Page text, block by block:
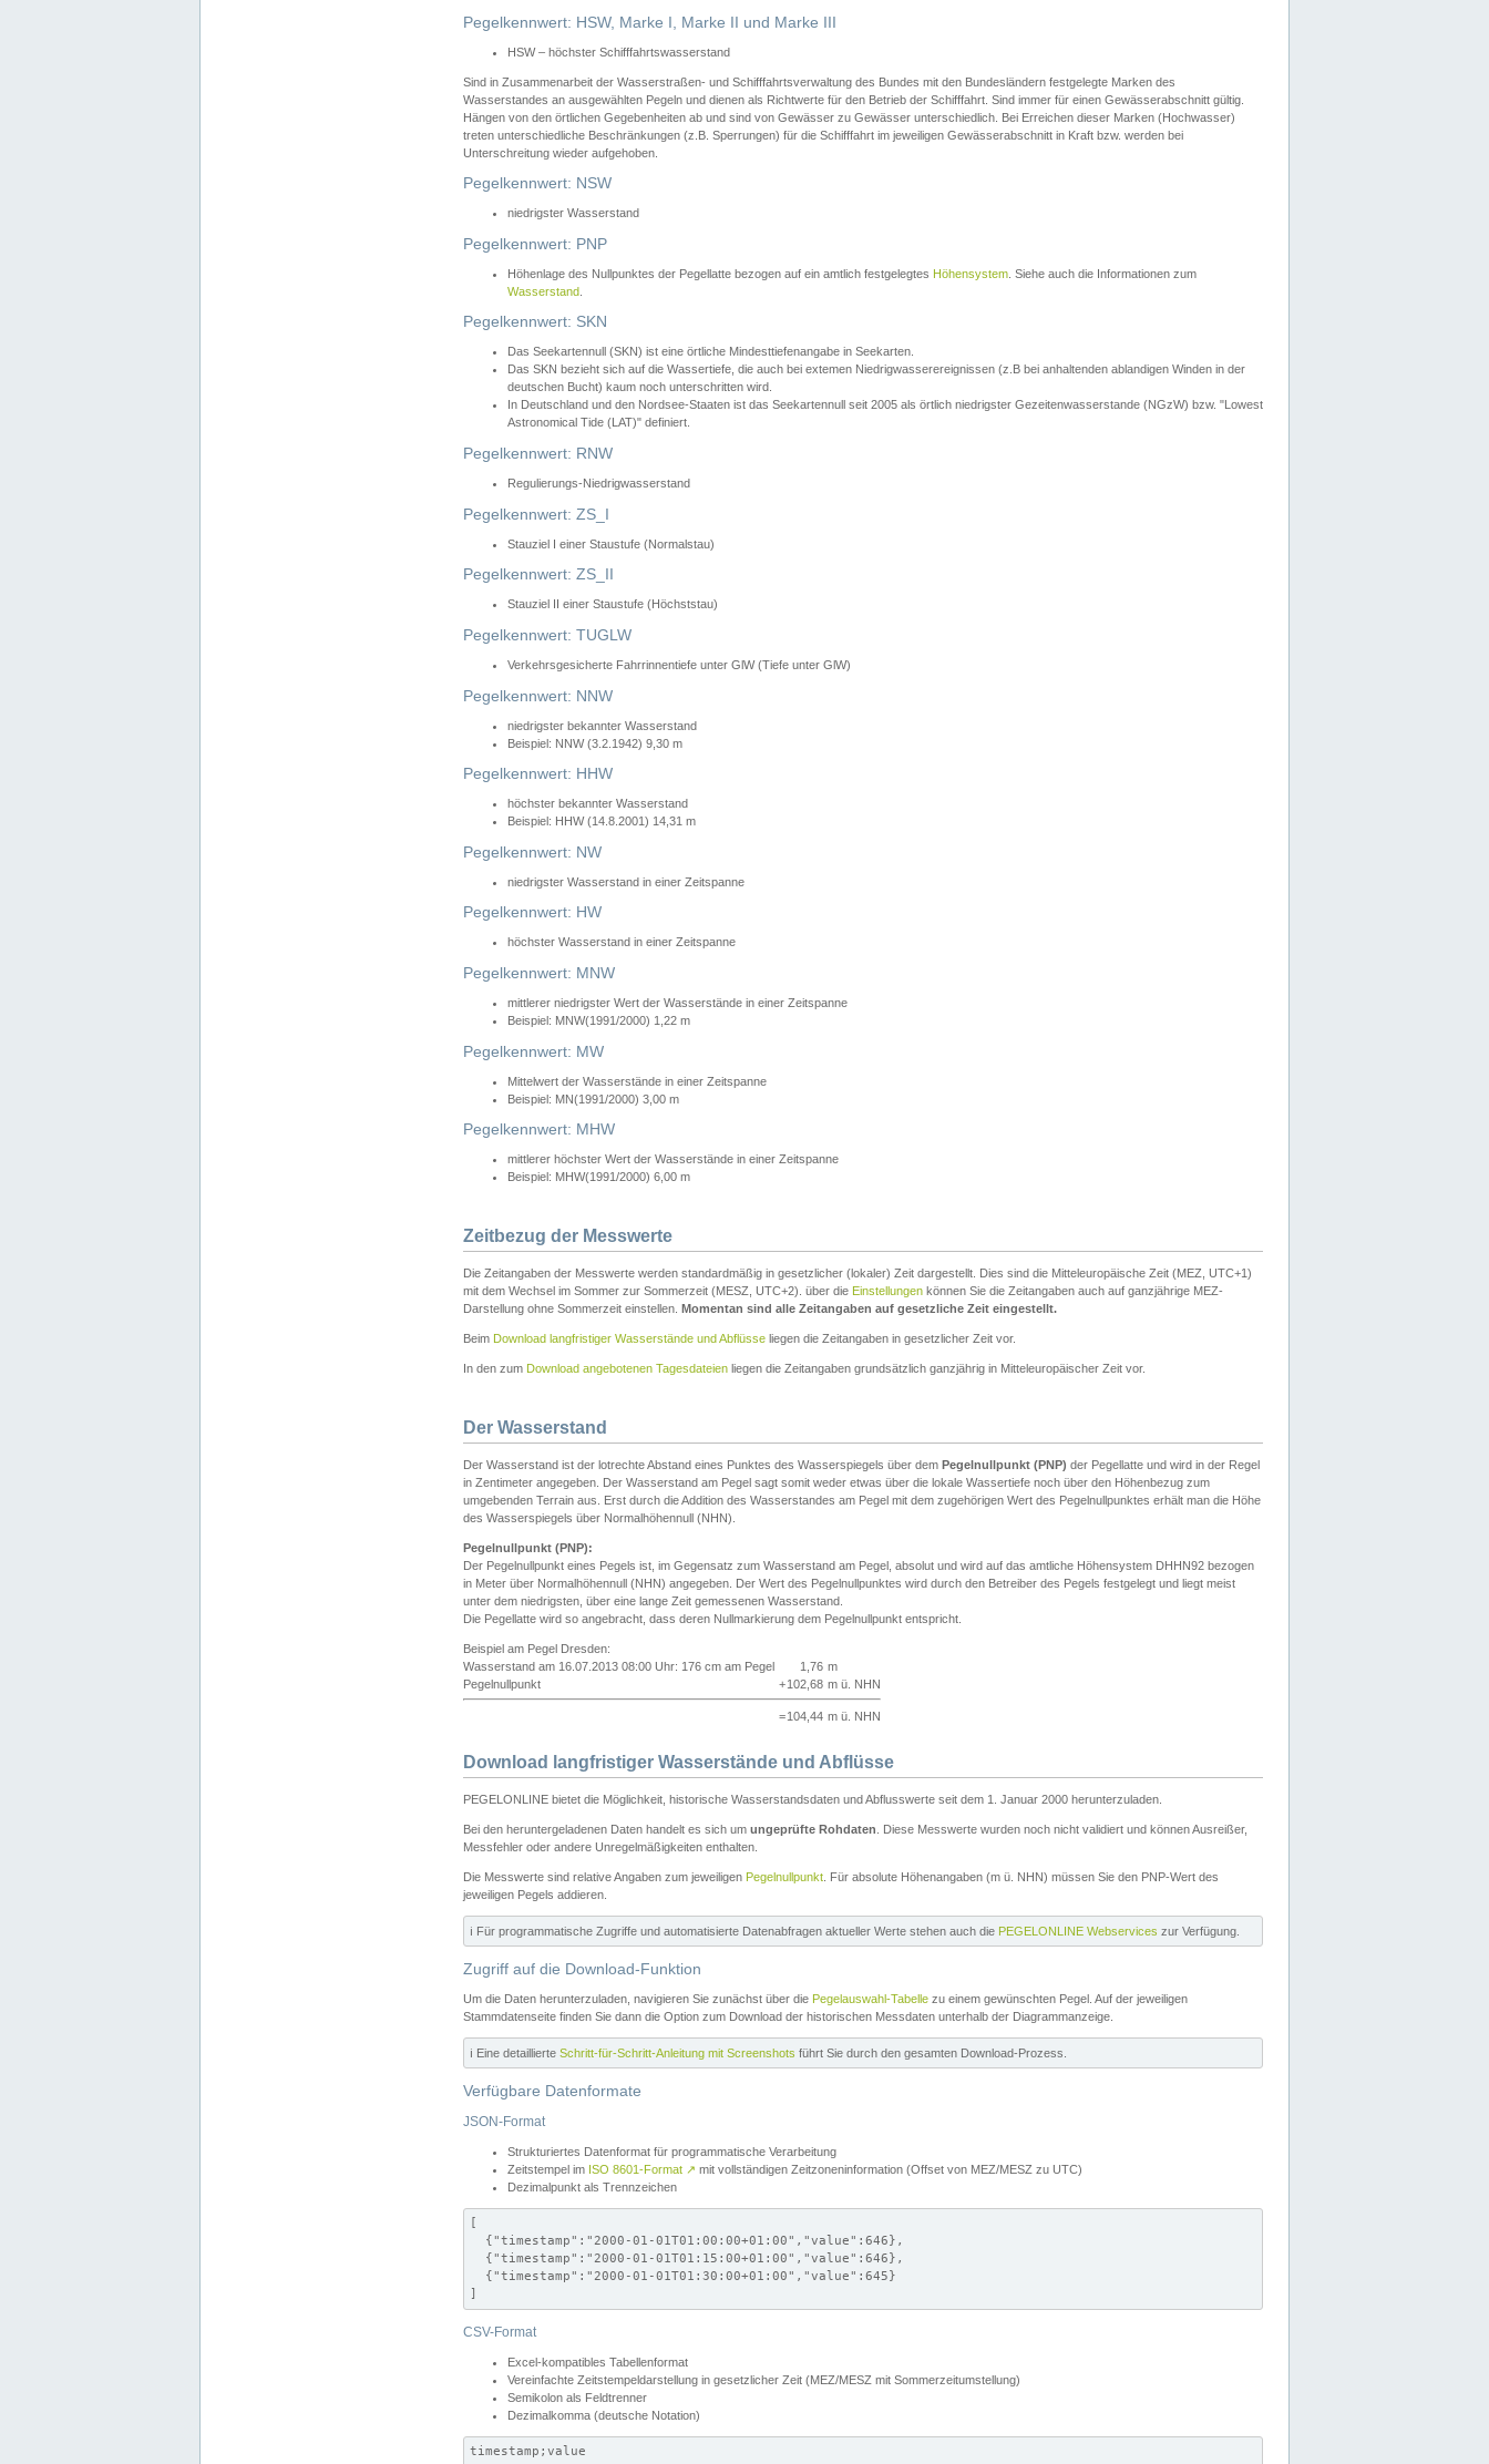
Pegelkennwert: HSW, Marke I, Marke II und Marke III
HSW – höchster Schifffahrtswasserstand
Sind in Zusammenarbeit der Wasserstraßen- und Schifffahrtsverwaltung des Bundes mit den Bundesländern festgelegte Marken des
Wasserstandes an ausgewählten Pegeln und dienen als Richtwerte für den Betrieb der Schifffahrt. Sind immer für einen Gewässerabschnitt gültig.
Hängen von den örtlichen Gegebenheiten ab und sind von Gewässer zu Gewässer unterschiedlich. Bei Erreichen dieser Marken (Hochwasser)
treten unterschiedliche Beschränkungen (z.B. Sperrungen) für die Schifffahrt im jeweiligen Gewässerabschnitt in Kraft bzw. werden bei
Unterschreitung wieder aufgehoben.
Pegelkennwert: NSW
niedrigster Wasserstand
Pegelkennwert: PNP
Höhenlage des Nullpunktes der Pegellatte bezogen auf ein amtlich festgelegtes Höhensystem . Siehe auch die Informationen zum
Wasserstand
Pegelkennwert: SKN
Das Seekartennull (SKN) ist eine örtliche Mindesttiefenangabe in Seekarten.
Das SKN bezieht sich auf die Wassertiefe, die auch bei extemen Niedrigwasserereignissen (z.B bei anhaltenden ablandigen Winden in der
deutschen Bucht) kaum noch unterschritten wird.
In Deutschland und den Nordsee-Staaten ist das Seekartennull seit 2005 als örtlich niedrigster Gezeitenwasserstande (NGzW) bzw. "Lowest
Astronomical Tide (LAT)" definiert.
Pegelkennwert: RNW
Regulierungs-Niedrigwasserstand
Pegelkennwert: ZS_I
Stauziel I einer Staustufe (Normalstau)
Pegelkennwert: ZS_II
Stauziel II einer Staustufe (Höchststau)
Pegelkennwert: TUGLW
Verkehrsgesicherte Fahrrinnentiefe unter GlW (Tiefe unter GlW)
Pegelkennwert: NNW
niedrigster bekannter Wasserstand
Beispiel: NNW (3.2.1942) 9,30 m
Pegelkennwert: HHW
höchster bekannter Wasserstand
Beispiel: HHW (14.8.2001) 14,31 m
Pegelkennwert: NW
niedrigster Wasserstand in einer Zeitspanne
Pegelkennwert: HW
höchster Wasserstand in einer Zeitspanne
Pegelkennwert: MNW
mittlerer niedrigster Wert der Wasserstände in einer Zeitspanne
Beispiel: MNW(1991/2000) 1,22 m
Pegelkennwert: MW
Mittelwert der Wasserstände in einer Zeitspanne
Beispiel: MN(1991/2000) 3,00 m
Pegelkennwert: MHW
mittlerer höchster Wert der Wasserstände in einer Zeitspanne
Beispiel: MHW(1991/2000) 6,00 m
Zeitbezug der Messwerte
Die Zeitangaben der Messwerte werden standardmäßig in gesetzlicher (lokaler) Zeit dargestellt. Dies sind die Mitteleuropäische Zeit (MEZ, UTC+1)
mit dem Wechsel im Sommer zur Sommerzeit (MESZ, UTC+2). über die Einstellungen können Sie die Zeitangaben auch auf ganzjährige MEZ-
Darstellung ohne Sommerzeit einstellen. Momentan sind alle Zeitangaben auf gesetzliche Zeit eingestellt.
Beim Download langfristiger Wasserstände und Abflüsse liegen die Zeitangaben in gesetzlicher Zeit vor.
In den zum Download angebotenen Tagesdateien liegen die Zeitangaben grundsätzlich ganzjährig in Mitteleuropäischer Zeit vor.
Der Wasserstand
Der Wasserstand ist der lotrechte Abstand eines Punktes des Wasserspiegels über dem Pegelnullpunkt (PNP) der Pegellatte und wird in der Regel
in Zentimeter angegeben. Der Wasserstand am Pegel sagt somit weder etwas über die lokale Wassertiefe noch über den Höhenbezug zum
umgebenden Terrain aus. Erst durch die Addition des Wasserstandes am Pegel mit dem zugehörigen Wert des Pegelnullpunktes erhält man die Höhe
des Wasserspiegels über Normalhöhennull (NHN).
Pegelnullpunkt (PNP):
Der Pegelnullpunkt eines Pegels ist, im Gegensatz zum Wasserstand am Pegel, absolut und wird auf das amtliche Höhensystem DHHN92 bezogen
in Meter über Normalhöhennull (NHN) angegeben. Der Wert des Pegelnullpunktes wird durch den Betreiber des Pegels festgelegt und liegt meist
unter dem niedrigsten, über eine lange Zeit gemessenen Wasserstand.
Die Pegellatte wird so angebracht, dass deren Nullmarkierung dem Pegelnullpunkt entspricht.
Beispiel am Pegel Dresden:
Wasserstand am 16.07.2013 08:00 Uhr: 176 cm am Pegel
1,76 m
Pegelnullpunkt
+102,68 m ü. NHN
=104,44 m ü. NHN
Download langfristiger Wasserstände und Abflüsse
PEGELONLINE bietet die Möglichkeit, historische Wasserstandsdaten und Abflusswerte seit dem 1. Januar 2000 herunterzuladen.
Bei den heruntergeladenen Daten handelt es sich um ungeprüfte Rohdaten . Diese Messwerte wurden noch nicht validiert und können Ausreißer,
Messfehler oder andere Unregelmäßigkeiten enthalten.
Die Messwerte sind relative Angaben zum jeweiligen Pegelnullpunkt . Für absolute Höhenangaben (m ü. NHN) müssen Sie den PNP-Wert des
jeweiligen Pegels addieren.
ℹ️ Für programmatische Zugriffe und automatisierte Datenabfragen aktueller Werte stehen auch die PEGELONLINE Webservices zur Verfügung.
Zugriff auf die Download-Funktion
Um die Daten herunterzuladen, navigieren Sie zunächst über die Pegelauswahl-Tabelle zu einem gewünschten Pegel. Auf der jeweiligen
Stammdatenseite finden Sie dann die Option zum Download der historischen Messdaten unterhalb der Diagrammanzeige.
ℹ️ Eine detaillierte Schritt-für-Schritt-Anleitung mit Screenshots führt Sie durch den gesamten Download-Prozess.
Verfügbare Datenformate
JSON-Format
Strukturiertes Datenformat für programmatische Verarbeitung
Zeitstempel im ISO 8601-Format ↗ mit vollständigen Zeitzoneninformation (Offset von MEZ/MESZ zu UTC)
Dezimalpunkt als Trennzeichen
[
  {"timestamp":"2000-01-01T01:00:00+01:00","value":646},
  {"timestamp":"2000-01-01T01:15:00+01:00","value":646},
  {"timestamp":"2000-01-01T01:30:00+01:00","value":645}
]
CSV-Format
Excel-kompatibles Tabellenformat
Vereinfachte Zeitstempeldarstellung in gesetzlicher Zeit (MEZ/MESZ mit Sommerzeitumstellung)
Semikolon als Feldtrenner
Dezimalkomma (deutsche Notation)
timestamp;value